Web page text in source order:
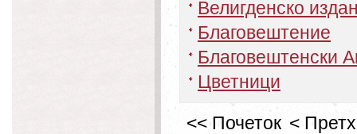
Велигденско
Благовештение
Благовештенски
Цветници
<< Почеток <